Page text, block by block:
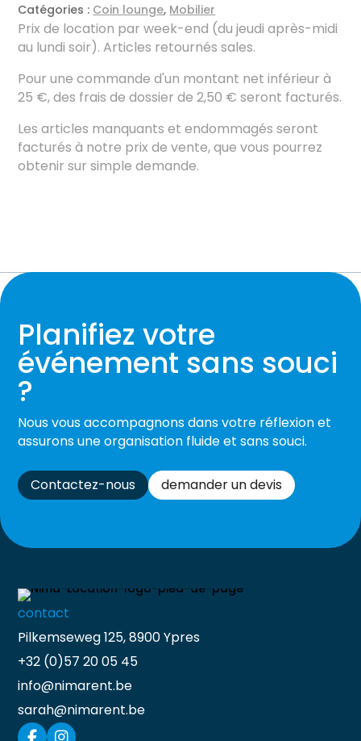
Catégories : Coin lounge, Mobilier
Prix ​​de location par week-end (du jeudi après-midi
au lundi soir). Articles retournés sales.
Pour une commande d'un montant net inférieur à
25 €, des frais de dossier de 2,50 € seront facturés.
Les articles manquants et endommagés seront
facturés à notre prix de vente, que vous pourrez
obtenir sur simple demande.
Planifiez votre
événement sans souci
?
Nous vous accompagnons dans votre réflexion et
assurons une organisation fluide et sans souci.
Contactez-nous demander un devis
contact
Pilkemseweg 125, 8900 Ypres
+32 (0)57 20 05 45
info@nimarent.be
sarah@nimarent.be